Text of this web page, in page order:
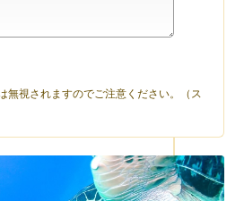
無視されますのでご注意ください。（ス